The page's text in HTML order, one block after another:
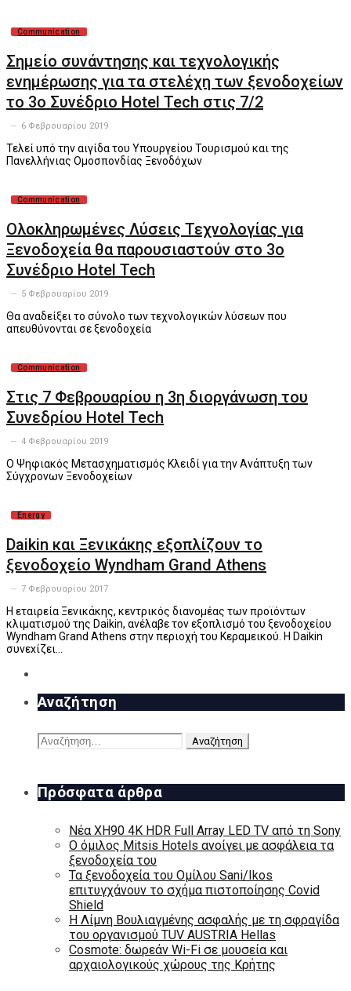
Communication
Σημείο συνάντησης και τεχνολογικής
ενημέρωσης για τα στελέχη των ξενοδοχείων
το 3ο Συνέδριο Hotel Tech στις 7/2
6 Φεβρουαρίου 2019
Τελεί υπό την αιγίδα του Υπουργείου Τουρισμού και της
Πανελλήνιας Ομοσπονδίας Ξενοδόχων
Communication
Ολοκληρωμένες Λύσεις Τεχνολογίας για
Ξενοδοχεία θα παρουσιαστούν στο 3ο
Συνέδριο Hotel Tech
5 Φεβρουαρίου 2019
Θα αναδείξει το σύνολο των τεχνολογικών λύσεων που
απευθύνονται σε ξενοδοχεία
Communication
Στις 7 Φεβρουαρίου η 3η διοργάνωση του
Συνεδρίου Hotel Tech
4 Φεβρουαρίου 2019
O Ψηφιακός Μετασχηματισμός Κλειδί για την Ανάπτυξη των
Σύγχρονων Ξενοδοχείων
Energy
Daikin και Ξενικάκης εξοπλίζουν το
ξενοδοχείο Wyndham Grand Athens
7 Φεβρουαρίου 2017
Η εταιρεία Ξενικάκης, κεντρικός διανομέας των προϊόντων
κλιματισμού της Daikin, ανέλαβε τον εξοπλισμό του ξενοδοχείου
Wyndham Grand Athens στην περιοχή του Κεραμεικού. Η Daikin
συνεxίζει…
Αναζήτηση
Αναζήτηση
για:
Πρόσφατα άρθρα
Νέα XH90 4K HDR Full Array LED TV από τη Sony
Ο όμιλος Mitsis Hotels ανοίγει με ασφάλεια τα
ξενοδοχεία του
Τα ξενοδοχεία του Ομίλου Sani/Ikos
επιτυγχάνουν το σχήμα πιστοποίησης Covid
Shield
H Λίμνη Βουλιαγμένης ασφαλής με τη σφραγίδα
του οργανισμού TUV AUSTRIA Hellas
Cosmote: δωρεάν Wi-Fi σε μουσεία και
αρχαιολογικούς χώρους της Κρήτης